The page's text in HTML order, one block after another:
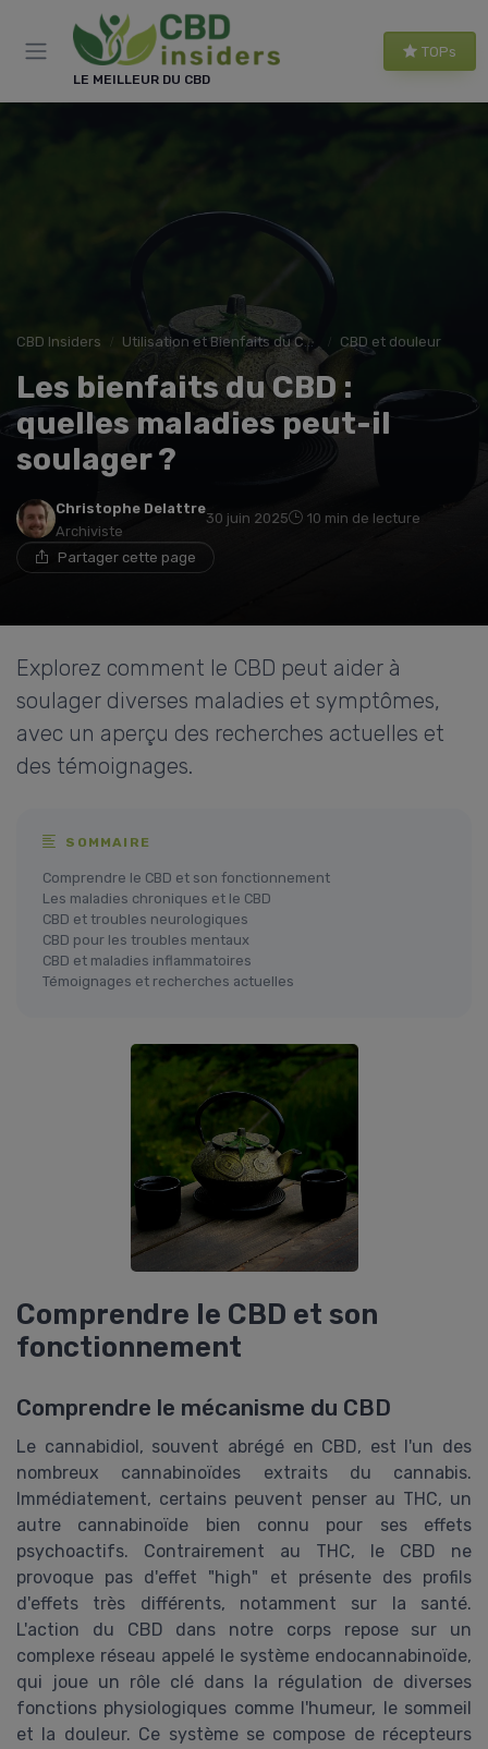
LE MEILLEUR DU CBD
TOPs
CBD Insiders Utilisation et Bienfaits du CBD CBD et douleur
Les bienfaits du CBD :
quelles maladies peut-il
soulager ?
Christophe Delattre
Archiviste
30 juin 2025 10 min de lecture
Partager cette page
Explorez comment le CBD peut aider à
soulager diverses maladies et symptômes,
avec un aperçu des recherches actuelles et
des témoignages.
SOMMAIRE
Comprendre le CBD et son fonctionnement
Les maladies chroniques et le CBD
CBD et troubles neurologiques
CBD pour les troubles mentaux
CBD et maladies inflammatoires
Témoignages et recherches actuelles
Comprendre le CBD et son
fonctionnement
Comprendre le mécanisme du CBD
Le cannabidiol, souvent abrégé en CBD, est l'un des
nombreux cannabinoïdes extraits du cannabis.
Immédiatement, certains peuvent penser au THC, un
autre cannabinoïde bien connu pour ses effets
psychoactifs. Contrairement au THC, le CBD ne
provoque pas d'effet "high" et présente des profils
d'effets très différents, notamment sur la santé.
L'action du CBD dans notre corps repose sur un
complexe réseau appelé le système endocannabinoïde,
qui joue un rôle clé dans la régulation de diverses
fonctions physiologiques comme l'humeur, le sommeil
et la douleur. Ce système se compose de récepteurs
Panneau de gestion des cookies